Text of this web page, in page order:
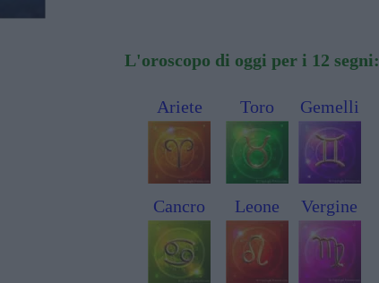
L'oroscopo di oggi per i 12 segni:
Ariete Toro Gemelli
Cancro Leone Vergine